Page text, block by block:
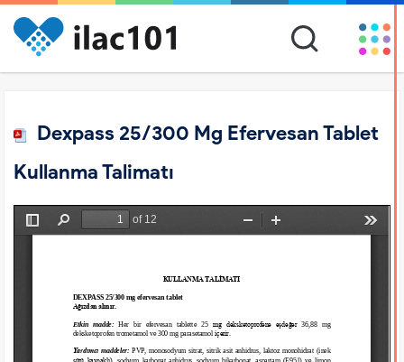
Dexpass 25/300 Mg Efervesan Tablet
Kullanma Talimatı